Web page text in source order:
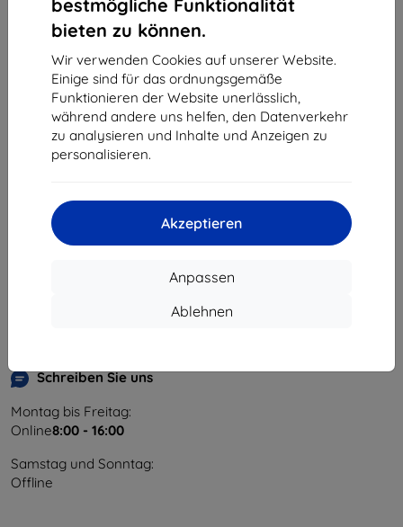
bestmögliche Funktionalität
bieten zu können.
Wir verwenden Cookies auf unserer Website.
Einige sind für das ordnungsgemäße
Funktionieren der Website unerlässlich,
während andere uns helfen, den Datenverkehr
zu analysieren und Inhalte und Anzeigen zu
personalisieren.
Akzeptieren
Anpassen
Ablehnen
Shield-Sk s.r.o.
Unternehmens-ID:
46701494
USt-IdNr.:SK2023549671
Schreiben Sie uns
Montag bis Freitag:
Online8:00 - 16:00
Samstag und Sonntag:
Offline